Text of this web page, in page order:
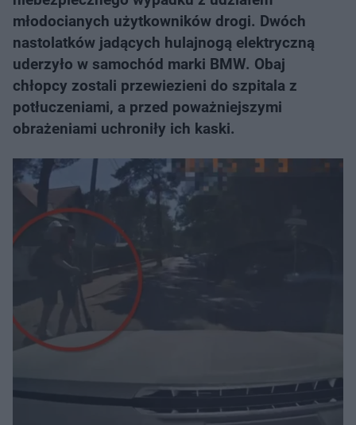
młodocianych użytkowników drogi. Dwóch
nastolatków jadących hulajnogą elektryczną
uderzyło w samochód marki BMW. Obaj
chłopcy zostali przewiezieni do szpitala z
potłuczeniami, a przed poważniejszymi
obrażeniami uchroniły ich kaski.